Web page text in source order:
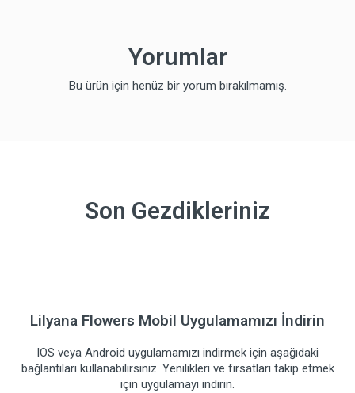
Yorumlar
Bu ürün için henüz bir yorum bırakılmamış.
Son Gezdikleriniz
Lilyana Flowers Mobil Uygulamamızı İndirin
IOS veya Android uygulamamızı indirmek için aşağıdaki
bağlantıları kullanabilirsiniz. Yenilikleri ve fırsatları takip etmek
için uygulamayı indirin.